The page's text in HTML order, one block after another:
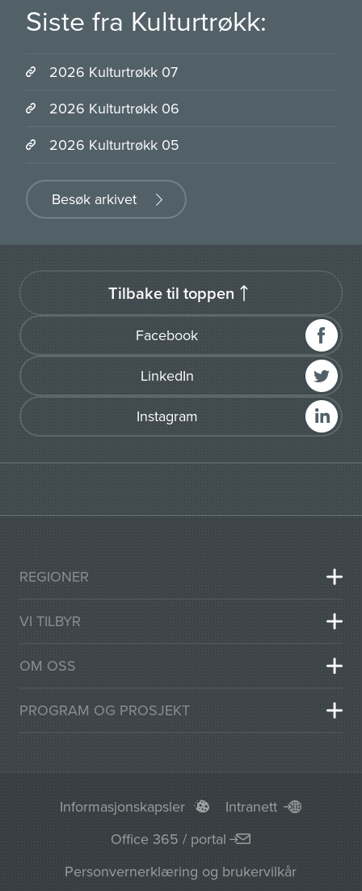
Siste fra Kulturtrøkk:
2026 Kulturtrøkk 07
2026 Kulturtrøkk 06
2026 Kulturtrøkk 05
Besøk arkivet
Facebook
LinkedIn
Instagram
Tilbake til toppen
REGIONER
VI TILBYR
OM OSS
PROGRAM OG PROSJEKT
Informasjonskapsler
Intranett
Office 365 / portal
Personvernerklæring og brukervilkår